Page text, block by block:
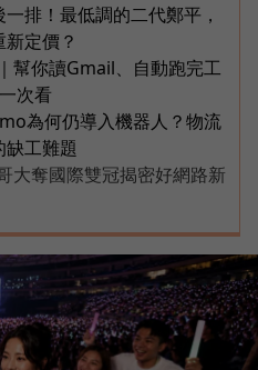
排！最低調的二代鄭平，
定價？
幫你讀Gmail、自動跑完工
次看
為何仍導入機器人？物流
工難題
大奪國際雙冠揭密好網路新